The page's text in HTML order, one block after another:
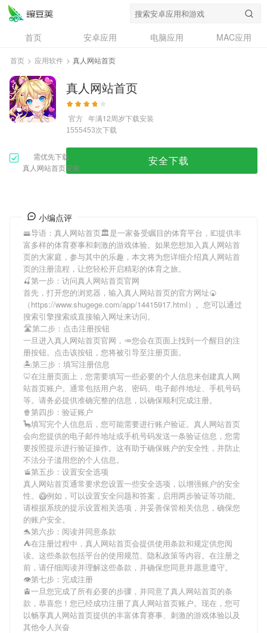
首页 安卓应用 电脑应用
MAC应用
资讯
专题
问答
首页 > 应用软件 > 真人网站首页
真人网站首页
官方 年满12周岁下载安装
1555453次下载
需优先下载
真人网站首页安装
安全下载
小编点评
🚟导语： 真人网站首页🏛是一家备受瞩目的体育平台，💶提供丰
富多样的体育赛事和刺激的游戏体验。如果您想加入真人网站首
页的大家庭，参与其中的乐趣，本文将为您详细介绍真人网站首
页的注册流程，让您轻松开启精彩的体育之旅。
🍒第一步：访问真人网站首页官网
首先，打开您的浏览器，输入真人网站首页的官方网址🍘
（https://www.shugege.com/app/14415917.html）。您可以通过
搜索引擎搜索或直接输入网址来访问。
🛣第二步：点击注册按钮
一旦进入真人网站首页官网，🥕您会在页面上找到一个醒目的注
册按钮。点击该按钮，您将被引导至注册页面。
🏝第三步：填写注册信息
🦷在注册页面上，您需要填写一些必要的个人信息来创建真人网
站首页账户。通常包括用户名、密码、电子邮件地址、手机号码
等。请务必提供准确完整的信息，以确保顺利完成注册。
🍿第四步：验证账户
🦕填写完个人信息后，您可能需要进行账户验证。 真人网站首页
会向您提供的电子邮件地址或手机号码发送一条验证信息，您需
要按照提示进行验证操作。这有助于确保账户的安全性，并防止
不法分子滥用您的个人信息。
🚡第五步：设置安全选项
真人网站首页通常要求您设置一些安全选项，以增强账户的安全
性。🥝例如，可以设置安全问题和答案，启用两步验证等功能。
请根据系统的提示设置相关选项，并妥善保管相关信息，确保您
的账户安全。
🐬第六步：阅读并同意条款
⛺️在注册过程中， 真人网站首页会提供使用条款和规定供您阅
读。这些条款包括平台的使用规范、隐私政策等内容。在注册之
前，请仔细阅读并理解这些条款，并确保您同意并愿意遵守。
👁第七步：完成注册
🚊一旦您完成了所有必要的步骤，并同意了真人网站首页的条
款，恭喜您！您已经成功注册了真人网站首页账户。现在，您可
以畅享真人网站首页提供的丰富体育赛事、刺激的游戏体验以及
其他令人兴奋